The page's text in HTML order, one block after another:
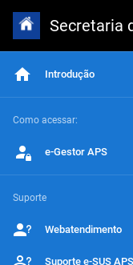
Secretaria
Introdução
Como acessar:
e-Gestor APS
Suporte
Webatendimento
Suporte e-SUS APS